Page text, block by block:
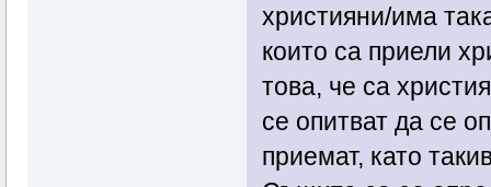
християни/има
които са приели
това, че са
се опитват да се
приемат, като